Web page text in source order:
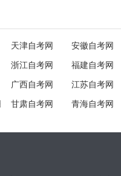
天津自考网 安徽自考网
浙江自考网 福建自考网
广西自考网 江苏自考网
甘肃自考网 青海自考网